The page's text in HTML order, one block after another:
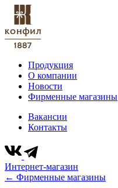
Продукция
О компании
Новости
Фирменные магазины
Вакансии
Контакты
Интернет-магазин
← Фирменные магазины